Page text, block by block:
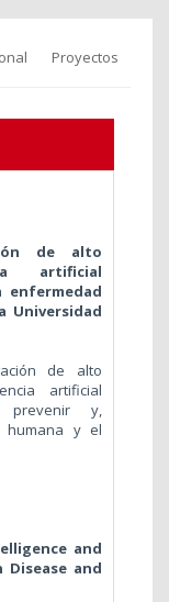
Proyectos
de alto
artificial
Universidad
de alto
artificial
prevenir y,
humana y el
and
and